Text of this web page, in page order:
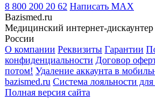
8 800 200 20 62 Написать MAX
Bazismed.ru
Медицинский интернет-дискаунтер
России
О компании Реквизиты Гарантии
конфиденциальности Договор
потом! Удаление аккаунта в
bazismed.ru Система лояльности
Полная версия сайта